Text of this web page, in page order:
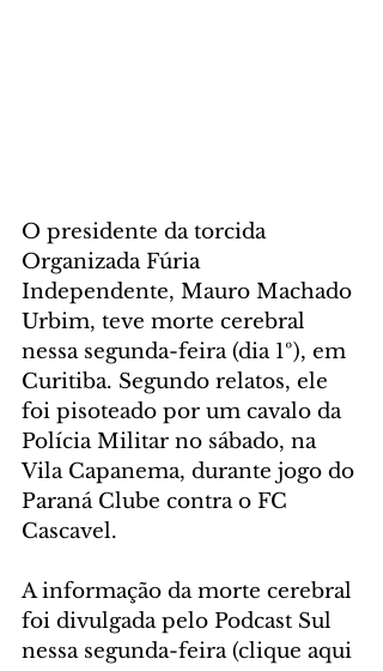
O presidente da torcida
Organizada Fúria
Independente, Mauro Machado
Urbim, teve morte cerebral
nessa segunda-feira (dia 1º), em
Curitiba. Segundo relatos, ele
foi pisoteado por um cavalo da
Polícia Militar no sábado, na
Vila Capanema, durante jogo do
Paraná Clube contra o FC
Cascavel.
A informação da morte cerebral
foi divulgada pelo Podcast Sul
nessa segunda-feira (clique aqui